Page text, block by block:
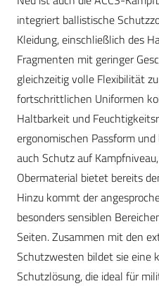
integriert ballistische
Kleidung, einschließlich des
Fragmenten mit geringer
gleichzeitig volle Flexibilität
fortschrittlichen Uniformen
Haltbarkeit und
ergonomischen Passform
auch Schutz auf
Obermaterial bietet bereits
Hinzu kommt der
besonders sensiblen
Seiten. Zusammen mit den
Schutzwesten bildet sie eine
Schutzlösung, die ideal für